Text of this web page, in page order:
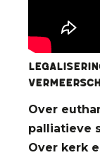
Over
palliatieve
Over kerk